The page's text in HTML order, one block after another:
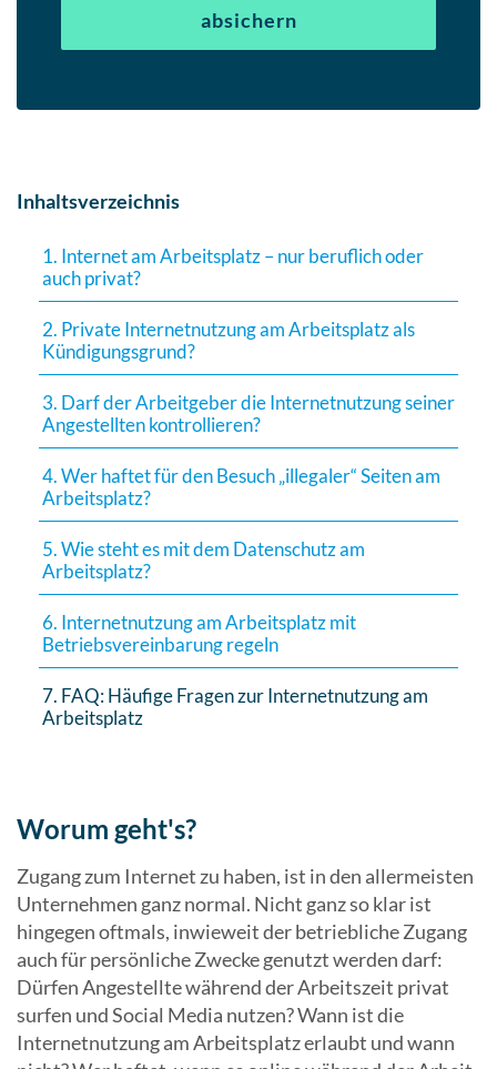
absichern
Inhaltsverzeichnis
1. Internet am Arbeitsplatz – nur beruflich oder
auch privat?
2. Private Internetnutzung am Arbeitsplatz als
Kündigungsgrund?
3. Darf der Arbeitgeber die Internetnutzung seiner
Angestellten kontrollieren?
4. Wer haftet für den Besuch „illegaler“ Seiten am
Arbeitsplatz?
5. Wie steht es mit dem Datenschutz am
Arbeitsplatz?
6. Internetnutzung am Arbeitsplatz mit
Betriebsvereinbarung regeln
7. FAQ: Häufige Fragen zur Internetnutzung am
Arbeitsplatz
Worum geht's?
Zugang zum Internet zu haben, ist in den allermeisten
Unternehmen ganz normal. Nicht ganz so klar ist
hingegen oftmals, inwieweit der betriebliche Zugang
auch für persönliche Zwecke genutzt werden darf:
Dürfen Angestellte während der Arbeitszeit privat
surfen und Social Media nutzen? Wann ist die
Internetnutzung am Arbeitsplatz erlaubt und wann